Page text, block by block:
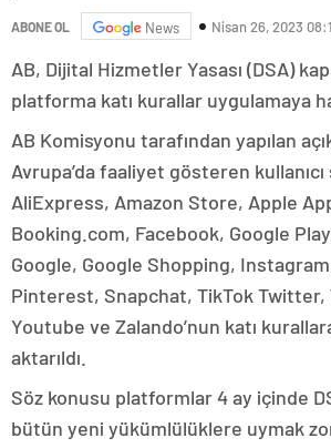
ABONE OL News Nisan 26, 2023
AB, Dijital Hizmetler Yasası (DSA)
platforma katı kurallar uygulamaya
AB Komisyonu tarafından yapılan
Avrupa’da faaliyet gösteren kullanıcı
AliExpress, Amazon Store, Apple
Booking.com, Facebook, Google
Google, Google Shopping,
Pinterest, Snapchat, TikTok Twitter,
Youtube ve Zalando’nun katı
aktarıldı.
Söz konusu platformlar 4 ay içinde
bütün yeni yükümlülüklere uymak